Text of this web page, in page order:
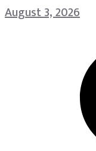
August 3, 2026